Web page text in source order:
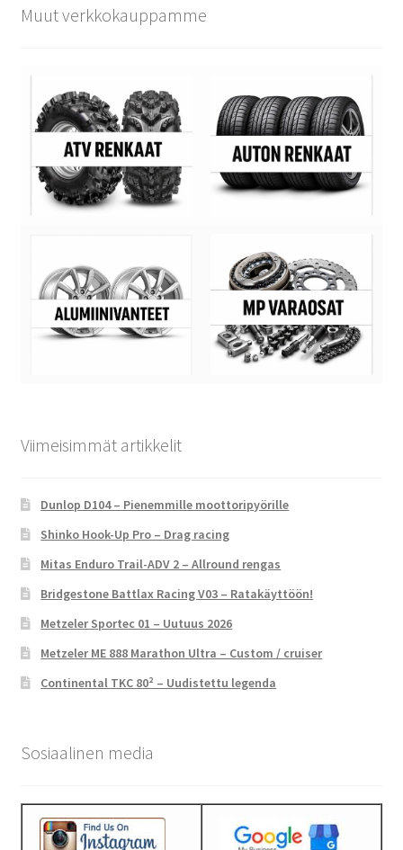
Muut verkkokauppamme
Viimeisimmät artikkelit
Dunlop D104 – Pienemmille moottoripyörille
Shinko Hook-Up Pro – Drag racing
Mitas Enduro Trail-ADV 2 – Allround rengas
Bridgestone Battlax Racing V03 – Ratakäyttöön!
Metzeler Sportec 01 – Uutuus 2026
Metzeler ME 888 Marathon Ultra – Custom / cruiser
Continental TKC 80² – Uudistettu legenda
Sosiaalinen media